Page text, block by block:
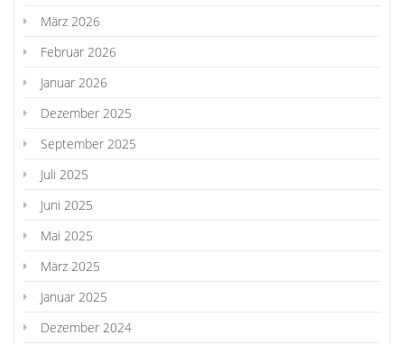
März 2026
Februar 2026
Januar 2026
Dezember 2025
September 2025
Juli 2025
Juni 2025
Mai 2025
März 2025
Januar 2025
Dezember 2024